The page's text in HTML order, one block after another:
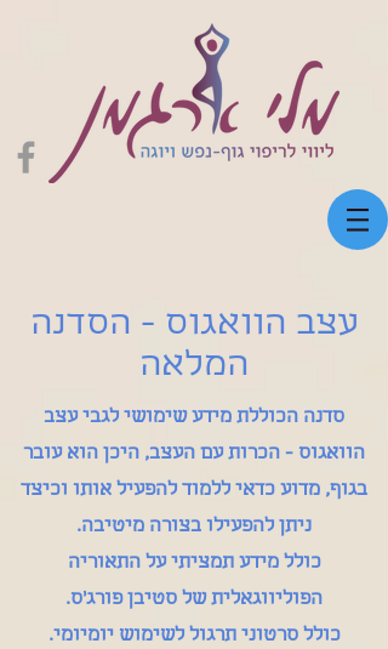
עצב הוואגוס - הסדנה
המלאה
סדנה הכוללת מידע שימושי לגבי עצב
הוואגוס - הכרות עם העצב, היכן הוא עובר
בגוף, מדוע כדאי ללמוד להפעיל אותו וכיצד
ניתן להפעילו בצורה מיטיבה.
כולל מידע תמציתי על התאוריה
הפוליווגאלית של סטיבן פורג'ס.
כולל סרטוני תרגול לשימוש יומיומי.